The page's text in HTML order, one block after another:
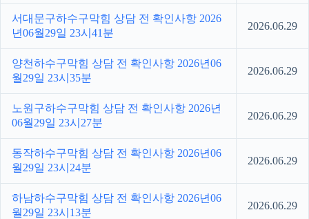
서대문구하수구막힘 상담 전 확인사항 2026
년06월29일 23시41분
2026.06.29
양천하수구막힘 상담 전 확인사항 2026년06
월29일 23시35분
2026.06.29
노원구하수구막힘 상담 전 확인사항 2026년
06월29일 23시27분
2026.06.29
동작하수구막힘 상담 전 확인사항 2026년06
월29일 23시24분
2026.06.29
하남하수구막힘 상담 전 확인사항 2026년06
월29일 23시13분
2026.06.29